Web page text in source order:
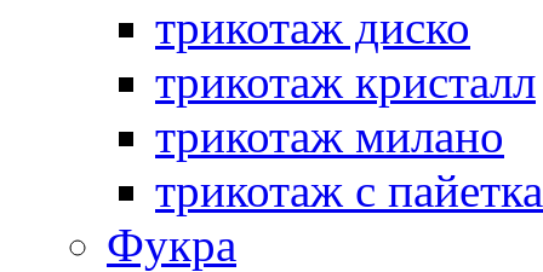
трикотаж диско
трикотаж кристалл
трикотаж милано
трикотаж с
Фукра